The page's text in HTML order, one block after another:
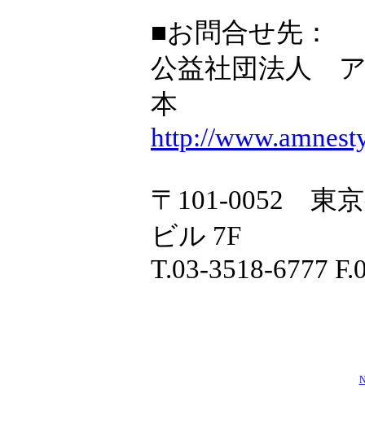
■お問合せ先：
公益社団法人
本
http://
〒101-0052 東
ビル 7F
T.03-3518-6777